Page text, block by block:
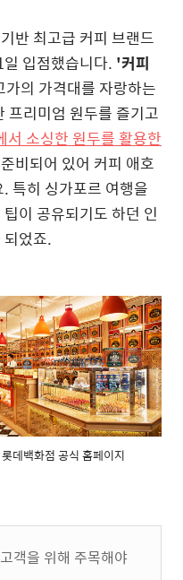
반 최고급 커피 브랜드
입점했습니다. '커피
가의 가격대를 자랑하는
프리미엄 원두를 즐기고
서 소싱한 원두를 활용한
비되어 있어 커피 애호
특히 싱가포르 여행을
이 공유되기도 하던 인
었죠.
데백화점 공식 홈페이지
객을 위해 주목해야